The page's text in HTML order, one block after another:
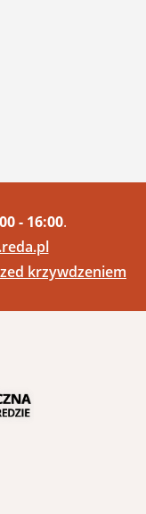
- 16:00.
krzywdzeniem